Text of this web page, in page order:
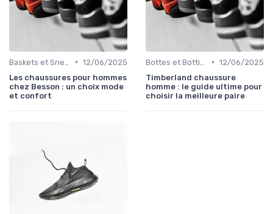
• 12/06/2025
Les chaussures pour hommes
chez Besson : un choix mode
et confort
• 12/06/2025
Timberland chaussure
homme : le guide ultime pour
choisir la meilleure paire